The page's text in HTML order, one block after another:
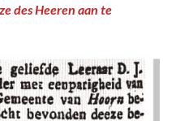
des Heeren aan te